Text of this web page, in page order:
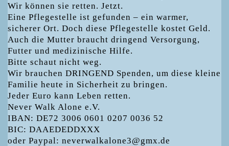
Wir können sie retten. Jetzt.
Eine Pflegestelle ist gefunden – ein warmer,
sicherer Ort. Doch diese Pflegestelle kostet Geld.
Auch die Mutter braucht dringend Versorgung,
Futter und medizinische Hilfe.
Bitte schaut nicht weg.
Wir brauchen DRINGEND Spenden, um diese kleine
Familie heute in Sicherheit zu bringen.
Jeder Euro kann Leben retten.
Never Walk Alone e.V.
IBAN: DE72 3006 0601 0207 0036 52
BIC: DAAEDEDDXXX
oder Paypal: neverwalkalone3@gmx.de